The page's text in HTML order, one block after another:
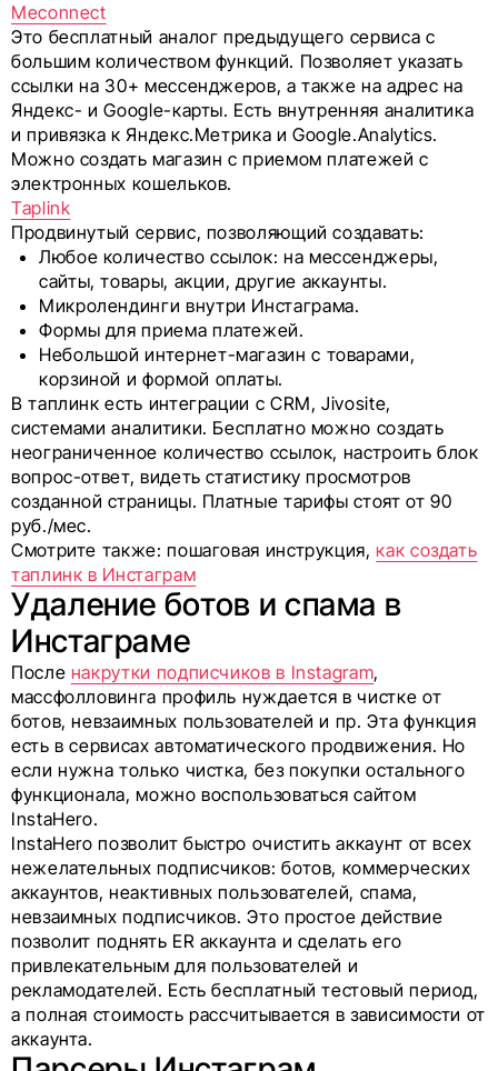
Meconnect
Это бесплатный аналог предыдущего сервиса с
большим количеством функций. Позволяет указать
ссылки на 30+ мессенджеров, а также на адрес на
Яндекс- и Google-карты. Есть внутренняя аналитика
и привязка к Яндекс.Метрика и Google.Analytics.
Можно создать магазин с приемом платежей с
электронных кошельков.
Taplink
Продвинутый сервис, позволяющий создавать:
Любое количество ссылок: на мессенджеры,
сайты, товары, акции, другие аккаунты.
Микролендинги внутри Инстаграма.
Формы для приема платежей.
Небольшой интернет-магазин с товарами,
корзиной и формой оплаты.
В таплинк есть интеграции с CRM, Jivosite,
системами аналитики. Бесплатно можно создать
неограниченное количество ссылок, настроить блок
вопрос-ответ, видеть статистику просмотров
созданной страницы. Платные тарифы стоят от 90
руб./мес.
Смотрите также: пошаговая инструкция,как создать
таплинк в Инстаграм
Удаление ботов и спама в
Инстаграме
После накрутки подписчиков в Instagram,
массфолловинга профиль нуждается в чистке от
ботов, невзаимных пользователей и пр. Эта функция
есть в сервисах автоматического продвижения. Но
если нужна только чистка, без покупки остального
функционала, можно воспользоваться сайтом
InstaHero.
InstaHero позволит быстро очистить аккаунт от всех
нежелательных подписчиков: ботов, коммерческих
аккаунтов, неактивных пользователей, спама,
невзаимных подписчиков. Это простое действие
позволит поднять ER аккаунта и сделать его
привлекательным для пользователей и
рекламодателей. Есть бесплатный тестовый период,
а полная стоимость рассчитывается в зависимости от
аккаунта.